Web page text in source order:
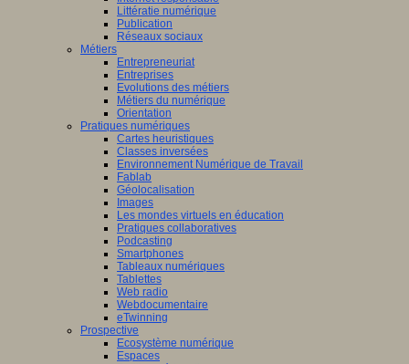
Littératie numérique
Publication
Réseaux sociaux
Métiers
Entrepreneuriat
Entreprises
Evolutions des métiers
Métiers du numérique
Orientation
Pratiques numériques
Cartes heuristiques
Classes inversées
Environnement Numérique de Travail
Fablab
Géolocalisation
Images
Les mondes virtuels en éducation
Pratiques collaboratives
Podcasting
Smartphones
Tableaux numériques
Tablettes
Web radio
Webdocumentaire
eTwinning
Prospective
Ecosystème numérique
Espaces